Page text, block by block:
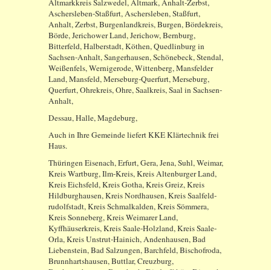
Altmarkkreis Salzwedel, Altmark, Anhalt-Zerbst,
Aschersleben-Staßfurt, Aschersleben, Staßfurt,
Anhalt, Zerbst, Burgenlandkreis, Burgen, Bördekreis,
Börde, Jerichower Land, Jerichow, Bernburg,
Bitterfeld, Halberstadt, Köthen, Quedlinburg in
Sachsen-Anhalt, Sangerhausen, Schönebeck, Stendal,
Weißenfels, Wernigerode, Wittenberg, Mansfelder
Land, Mansfeld, Merseburg-Querfurt, Merseburg,
Querfurt, Ohrekreis, Ohre, Saalkreis, Saal in Sachsen-
Anhalt,
Dessau, Halle, Magdeburg,
Auch in Ihre Gemeinde liefert KKE Klärtechnik frei
Haus.
Thüringen Eisenach, Erfurt, Gera, Jena, Suhl, Weimar,
Kreis Wartburg, Ilm-Kreis, Kreis Altenburger Land,
Kreis Eichsfeld, Kreis Gotha, Kreis Greiz, Kreis
Hildburghausen, Kreis Nordhausen, Kreis Saalfeld-
rudolfstadt, Kreis Schmalkalden, Kreis Sömmera,
Kreis Sonneberg, Kreis Weimarer Land,
Kyffhäuserkreis, Kreis Saale-Holzland, Kreis Saale-
Orla, Kreis Unstrut-Hainich, Andenhausen, Bad
Liebenstein, Bad Salzungen, Barchfeld, Bischofroda,
Brunnhartshausen, Buttlar, Creuzburg,